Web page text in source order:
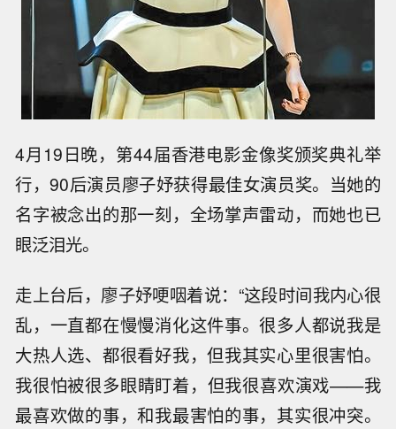
4月19日晚，第44届香港电影金像奖颁奖典礼举
行，90后演员廖子妤获得最佳女演员奖。当她的
名字被念出的那一刻，全场掌声雷动，而她也已
眼泛泪光。
走上台后，廖子妤哽咽着说：“这段时间我内心很
乱，一直都在慢慢消化这件事。很多人都说我是
大热人选、都很看好我，但我其实心里很害怕。
我很怕被很多眼睛盯着，但我很喜欢演戏——我
最喜欢做的事，和我最害怕的事，其实很冲突。